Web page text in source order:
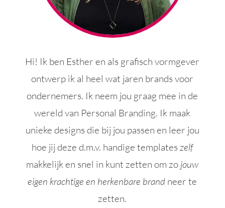
Hi! Ik ben Esther en als grafisch vormgever
ontwerp ik al heel wat jaren brands voor
ondernemers. Ik neem jou graag mee in de
wereld van Personal Branding. Ik maak
unieke designs die bij jou passen en leer jou
hoe jij deze d.m.v. handige templateszelf
makkelijk en snel in kunt zetten om zo jouw
eigen krachtige en herkenbare brand neer te
zetten.